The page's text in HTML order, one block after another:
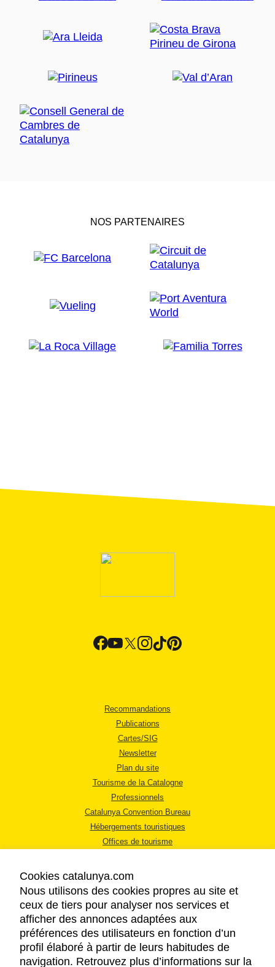
NOS PARTENAIRES
Recommandations
Publications
Cartes/SIG
Newsletter
Plan du site
Tourisme de la Catalogne
Professionnels
Catalunya Convention Bureau
Hébergements touristiques
Offices de tourisme
MENTIONS LÉGALES
RÈGLES DE CONFIDENTIALITÉ
COOKIES
Cookies catalunya.com
Nous utilisons des cookies propres au site et
ceux de tiers pour analyser nos services et
afficher des annonces adaptées aux
préférences des utilisateurs en fonction d’un
profil élaboré à partir de leurs habitudes de
navigation. Retrouvez plus d’informations sur la